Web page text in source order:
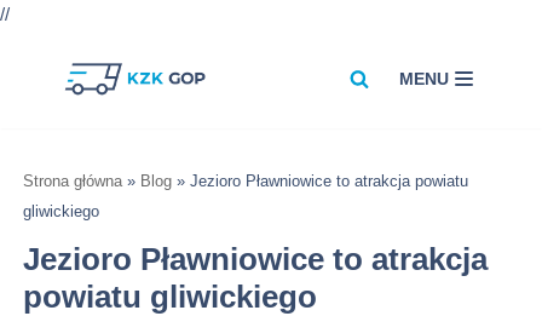
//
Przejdź
MENU
Strona główna » Blog » Jezioro Pławniowice to atrakcja powiatu
gliwickiego
Jezioro Pławniowice to atrakcja
powiatu gliwickiego